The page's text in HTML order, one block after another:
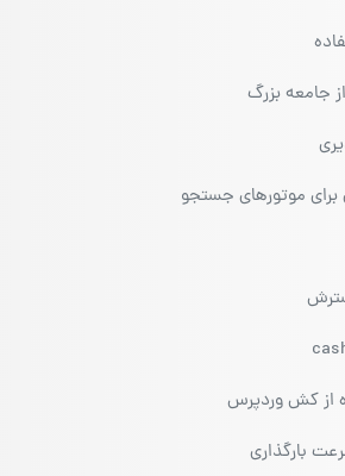
جامعه بزرگ
برای موتورهای جستجو
از کش وردپرس
بارگذاری